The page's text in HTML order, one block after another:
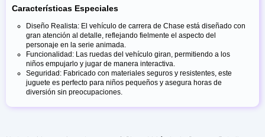
Características Especiales
Diseño Realista: El vehículo de carrera de Chase está diseñado con
gran atención al detalle, reflejando fielmente el aspecto del
personaje en la serie animada.
Funcionalidad: Las ruedas del vehículo giran, permitiendo a los
niños empujarlo y jugar de manera interactiva.
Seguridad: Fabricado con materiales seguros y resistentes, este
juguete es perfecto para niños pequeños y asegura horas de
diversión sin preocupaciones.